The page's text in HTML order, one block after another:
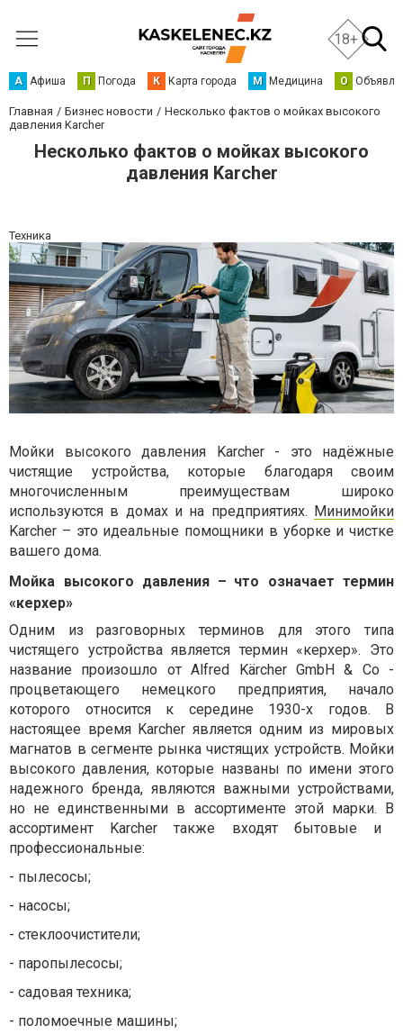
18+
А Афиша П Погода К Карта города М Медицина О
Главная Бизнес новости
Несколько фактов о мойках высокого
давления Karcher
Несколько фактов о мойках высокого
давления Karcher
Техника
Мойки высокого давления Karcher- это надёжные
чистящие
устройства, которые благодаря
своим
многочисленным
преимуществам
широко
используются в домах и на предприятиях. Минимойки
Karcher – это идеальные помощники в уборке и чистке
вашего дома.
Мойка
высокого давления – что означает термин
«керхер»
Одним
из разговорных терминов для этого
типа
чистящего устройства является термин«керхер». Это
название
произошло от Alfred Kärcher GmbH& Co -
процветающего
немецкого предприятия, начало
которого
относится к середине 1930-х годов. В
настоящее время Karcher является одним из мировых
магнатов в сегменте рынка чистящих устройств. Мойки
высокого давления, которые названы по имени этого
надежного бренда, являются важными устройствами,
но не единственными в ассортименте этоймарки. В
ассортимент Karcher также
входят бытовые и
профессиональные:
- пылесосы;
- насосы;
- стеклоочистители;
- паропылесосы;
- садовая техника;
- поломоечные машины;